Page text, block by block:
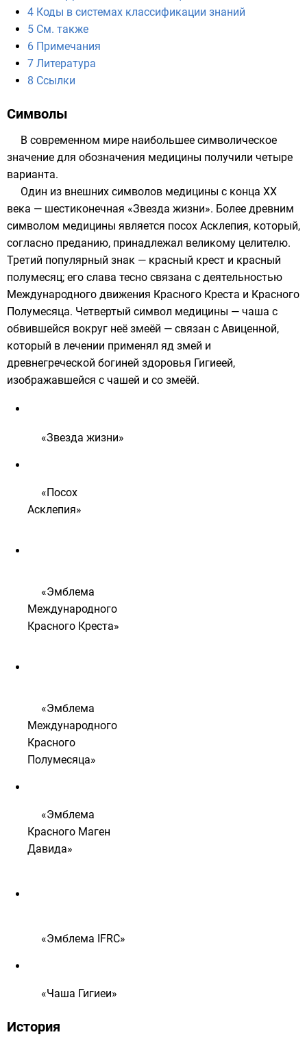
4 Коды в системах классификации знаний
5 См. также
6 Примечания
7 Литература
8 Ссылки
Символы
В современном мире наибольшее символическое
значение для обозначения медицины получили четыре
варианта.
Один из внешних символов медицины с конца XX
века — шестиконечная «Звезда жизни». Более древним
символом медицины является посох Асклепия, который,
согласно преданию, принадлежал великому целителю.
Третий популярный знак — красный крест и красный
полумесяц; его слава тесно связана с деятельностью
Международного движения Красного Креста и Красного
Полумесяца. Четвертый символ медицины — чаша с
обвившейся вокруг неё змеёй — связан с Авиценной,
который в лечении применял яд змей и
древнегреческой богиней здоровья Гигиеей,
изображавшейся с чашей и со змеёй.
«Звезда жизни»
«Посох
Асклепия»
«Эмблема
Международного
Красного Креста»
«Эмблема
Международного
Красного
Полумесяца»
«Эмблема
Красного Маген
Давида»
«Эмблема IFRC»
«Чаша Гигиеи»
История